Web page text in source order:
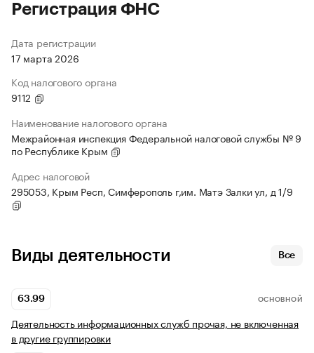
Регистрация ФНС
Дата регистрации
17 марта 2026
Код налогового органа
9112
Наименование налогового органа
Межрайонная инспекция Федеральной налоговой службы № 9
по Республике Крым
Адрес налоговой
295053, Крым Респ, Симферополь г,им. Матэ Залки ул, д 1/9
Виды деятельности Все
63.99 ОСНОВНОЙ
Деятельность информационных служб прочая, не включенная
в другие группировки